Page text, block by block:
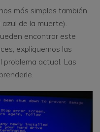
más simples también
de la muerte).
encontrar este
expliquemos las
problema actual. Las